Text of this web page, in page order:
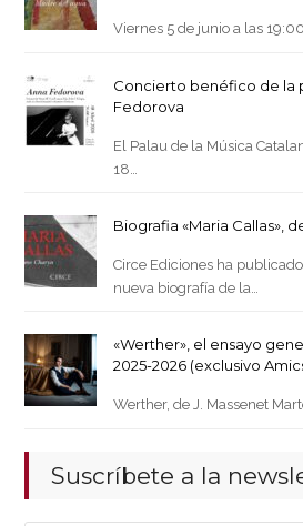
Viernes 5 de junio a las
Concierto benéfico de la
Fedorova
El Palau de la Música
18…
Biografia «Maria Callas»,
Circe Ediciones ha
nueva biografía de la…
«Werther», el ensayo
2025-2026 (exclusivo
Werther, de J. Massenet
Suscríbete a la